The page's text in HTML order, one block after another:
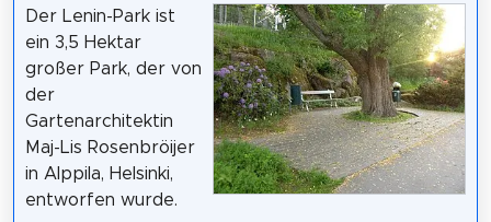
Der Lenin-Park ist
ein 3,5 Hektar
großer Park, der von
der
Gartenarchitektin
Maj-Lis Rosenbröijer
in Alppila, Helsinki,
entworfen wurde.